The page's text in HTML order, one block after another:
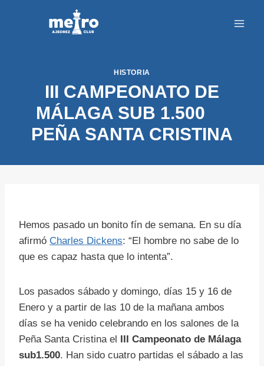
HISTORIA
III CAMPEONATO DE
MÁLAGA SUB 1.500
PEÑA SANTA CRISTINA
Hemos pasado un bonito fín de semana. En su día
afirmó Charles Dickens: “El hombre no sabe de lo
que es capaz hasta que lo intenta”.
Los pasados sábado y domingo, días 15 y 16 de
Enero y a partir de las 10 de la mañana ambos
días se ha venido celebrando en los salones de la
Peña Santa Cristina el III Campeonato de Málaga
sub1.500. Han sido cuatro partidas el sábado a las